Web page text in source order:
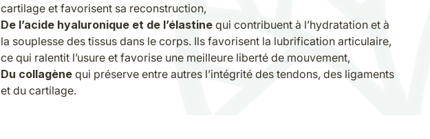
cartilage et favorisent sa reconstruction,
De l’acide hyaluronique et de l’élastine qui contribuent à l’hydratation et à
la souplesse des tissus dans le corps. Ils favorisent la lubrification articulaire,
ce qui ralentit l’usure et favorise une meilleure liberté de mouvement,
Du collagène qui préserve entre autres l’intégrité des tendons, des ligaments
et du cartilage.